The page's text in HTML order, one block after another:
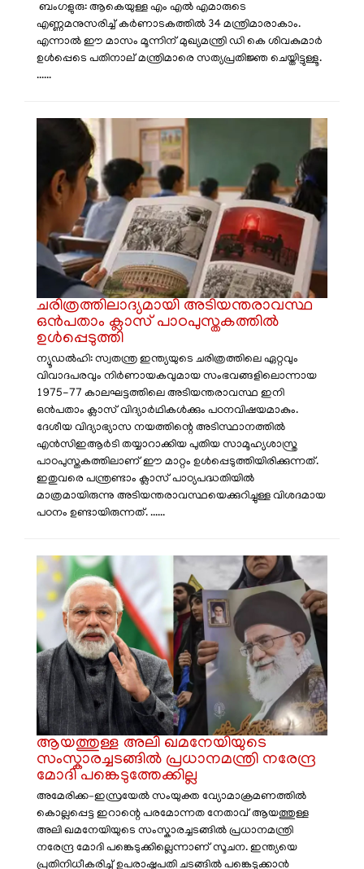
ബംഗളുരു: ആകെയുള്ള എം എൽ എമാരുടെ
എണ്ണമനുസരിച്ച് കർണാടകത്തിൽ 34 മന്ത്രിമാരാകാം.
എന്നാൽ ഈ മാസം മൂന്നിന് മുഖ്യമന്ത്രി ഡി കെ ശിവകുമാർ
ഉൾപ്പെടെ പതിനാല് മന്ത്രിമാരെ സത്യപ്രതിജ്ഞ ചെയ്തിട്ടുള്ളൂ.
......
ചരിത്രത്തിലാദ്യമായി അടിയന്തരാവസ്ഥ
ഒൻപതാം ക്ലാസ് പാഠപുസ്തകത്തിൽ
ഉൾപ്പെടുത്തി
ന്യൂഡൽഹി: സ്വതന്ത്ര ഇന്ത്യയുടെ ചരിത്രത്തിലെ ഏറ്റവും
വിവാദപരവും നിർണായകവുമായ സംഭവങ്ങളിലൊന്നായ
1975-77 കാലഘട്ടത്തിലെ അടിയന്തരാവസ്ഥ ഇനി
ഒൻപതാം ക്ലാസ് വിദ്യാർഥികൾക്കും പഠനവിഷയമാകും.
ദേശീയ വിദ്യാഭ്യാസ നയത്തിന്റെ അടിസ്ഥാനത്തിൽ
എൻസിഇആർടി തയ്യാറാക്കിയ പുതിയ സാമൂഹ്യശാസ്ത്ര
പാഠപുസ്തകത്തിലാണ് ഈ മാറ്റം ഉൾപ്പെടുത്തിയിരിക്കുന്നത്.
ഇതുവരെ പന്ത്രണ്ടാം ക്ലാസ് പാഠ്യപദ്ധതിയിൽ
മാത്രമായിരുന്നു അടിയന്തരാവസ്ഥയെക്കുറിച്ചുള്ള വിശദമായ
പഠനം ഉണ്ടായിരുന്നത്. ......
ആയത്തുള്ള അലി ഖമനേയിയുടെ
സംസ്കാരച്ചടങ്ങിൽ പ്രധാനമന്ത്രി നരേന്ദ്ര
മോദി പങ്കെടുത്തേക്കില്ല
അമേരിക്ക–ഇസ്രയേൽ സംയുക്ത വ്യോമാക്രമണത്തിൽ
കൊല്ലപ്പെട്ട ഇറാന്റെ പരമോന്നത നേതാവ് ആയത്തുള്ള
അലി ഖമനേയിയുടെ സംസ്കാരച്ചടങ്ങിൽ പ്രധാനമന്ത്രി
നരേന്ദ്ര മോദി പങ്കെടുക്കില്ലെന്നാണ് സൂചന. ഇന്ത്യയെ
പ്രതിനിധീകരിച്ച് ഉപരാഷ്ട്രപതി ചടങ്ങിൽ പങ്കെടുക്കാൻ